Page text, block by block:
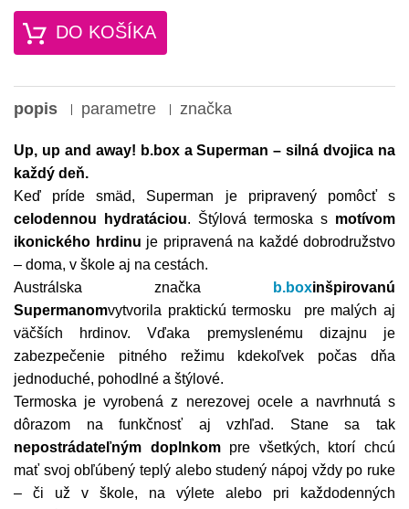
DO KOŠÍKA
popis parametre značka
Up, up and away! b.box a Superman – silná dvojica na
každý deň.
Keď príde smäd, Superman je pripravený pomôcť s
celodennou hydratáciou. Štýlová termoska s motívom
ikonického hrdinu je pripravená na každé dobrodružstvo
– doma, v škole aj na cestách.
Austrálska značka
b.boxinšpirovanú
Supermanomvytvorila praktickú termosku pre malých aj
väčších hrdinov. Vďaka premyslenému dizajnu je
zabezpečenie pitného režimu kdekoľvek počas dňa
jednoduché, pohodlné a štýlové.
Termoska je vyrobená z nerezovej ocele a navrhnutá s
dôrazom na funkčnosť aj vzhľad. Stane sa tak
nepostrádateľným doplnkompre všetkých, ktorí chcú
mať svoj obľúbený teplý alebo studený nápoj vždy po ruke
– či už v škole, na výlete alebo pri každodenných